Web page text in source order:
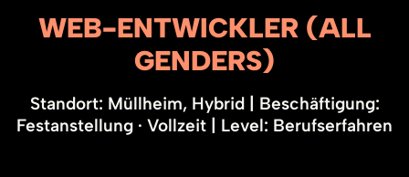
WEB-ENTWICKLER (ALL
GENDERS)
Standort: Müllheim, Hybrid| Beschäftigung:
Festanstellung · Vollzeit
Level: Berufserfahren